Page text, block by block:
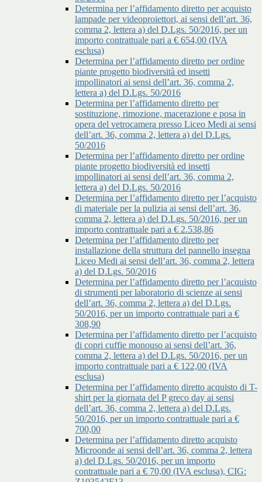
Determina per l’affidamento diretto per acquisto
lampade per videoproiettori, ai sensi dell’art. 36,
comma 2, lettera a) del D.Lgs. 50/2016, per un
importo contrattuale pari a € 654,00 (IVA
esclusa)
Determina per l’affidamento diretto per ordine
piante progetto biodiversità ed insetti
impollinatori ai sensi dell’art. 36, comma 2,
lettera a) del D.Lgs. 50/2016
Determina per l’affidamento diretto per
sostituzione, rimozione, macerazione e posa in
opera del vetrocamera presso Liceo Medi ai sensi
dell’art. 36, comma 2, lettera a) del D.Lgs.
50/2016
Determina per l’affidamento diretto per ordine
piante progetto biodiversità ed insetti
impollinatori ai sensi dell’art. 36, comma 2,
lettera a) del D.Lgs. 50/2016
Determina per l’affidamento diretto per l’acquisto
di materiale per la pulizia ai sensi dell’art. 36,
comma 2, lettera a) del D.Lgs. 50/2016, per un
importo contrattuale pari a € 2.538,86
Determina per l’affidamento diretto per
installazione della struttura del pannello insegna
Liceo Medi ai sensi dell’art. 36, comma 2, lettera
a) del D.Lgs. 50/2016
Determina per l’affidamento diretto per l’acquisto
di strumenti per laboratorio di scienze ai sensi
dell’art. 36, comma 2, lettera a) del D.Lgs.
50/2016, per un importo contrattuale pari a €
308,90
Determina per l’affidamento diretto per l’acquisto
di copri cuffie monouso ai sensi dell’art. 36,
comma 2, lettera a) del D.Lgs. 50/2016, per un
importo contrattuale pari a € 122,00 (IVA
esclusa)
Determina per l’affidamento diretto acquisto di T-
shirt per la giornata del P greco day ai sensi
dell’art. 36, comma 2, lettera a) del D.Lgs.
50/2016, per un importo contrattuale pari a €
700,00
Determina per l’affidamento diretto acquisto
Microonde ai sensi dell’art. 36, comma 2, lettera
a) del D.Lgs. 50/2016, per un importo
contrattuale pari a € 70,00 (IVA esclusa), CIG: